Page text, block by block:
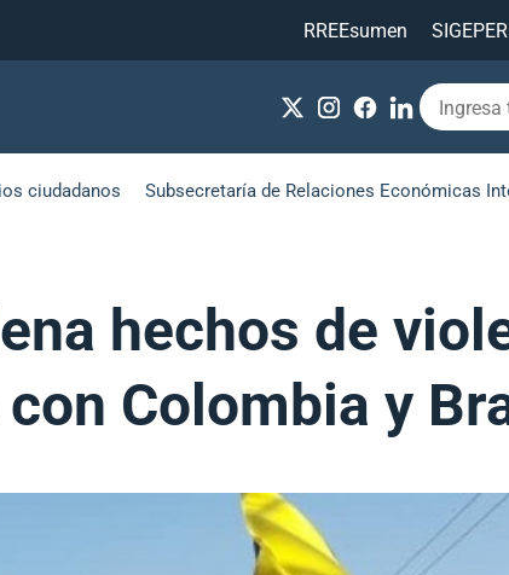
RREEsumen
SIGEPER
ciudadanos Subsecretaría de Relaciones Económicas
hechos de
Colombia y